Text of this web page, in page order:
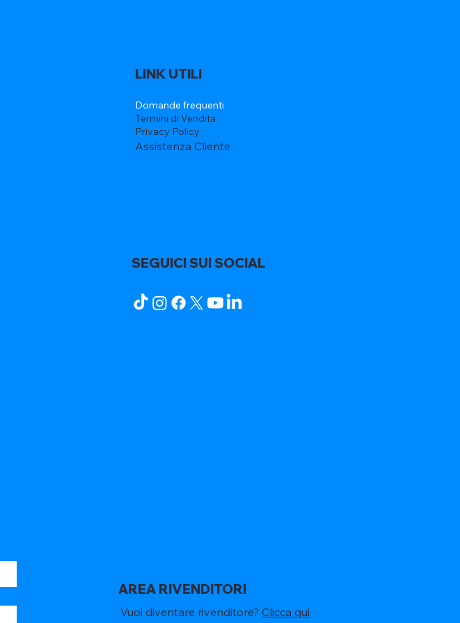
LINK UTILI
Domande frequenti
Termini di Vendita
Privacy Policy
Assistenza Cliente
SEGUICI SUI SOCIAL
AREA RIVENDITORI
Vuoi diventare rivenditore?Clicca qui